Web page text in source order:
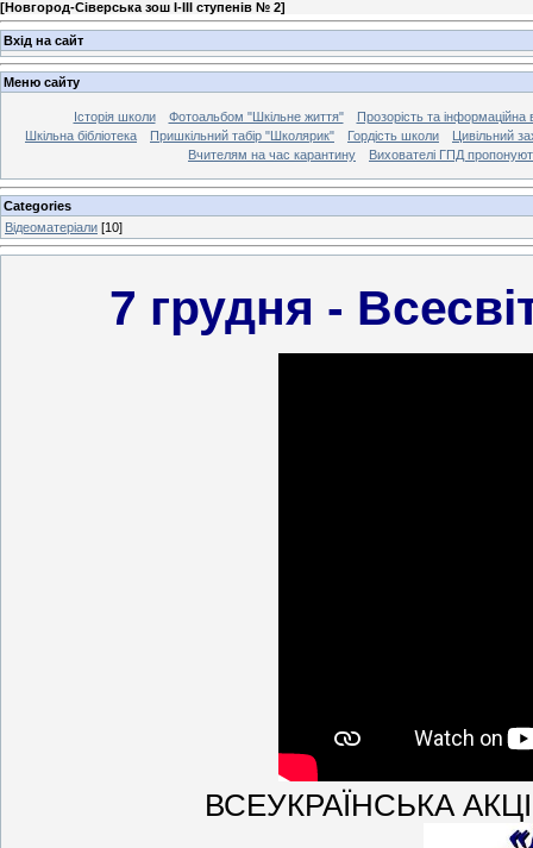
[Новгород-Сіверська зош І-ІІІ ступенів № 2]
Вхід на сайт
Меню сайту
Історія школи Фотоальбом "Шкільне життя"
Прозорість та інформаційна
Шкільна бібліотека
Пришкільний табір "Школярик" Гордість школи
Цивільний
Вчителям на час карантину
Вихователі ГПД
Categories
Відеоматеріали [10]
7 грудня -
ВСЕУКРАЇНСЬКА